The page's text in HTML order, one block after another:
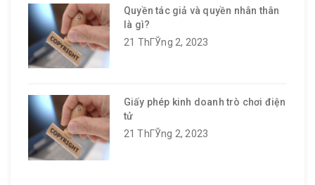
Quyền tác giả và quyền nhân thân
là gì?
21 ThГЎng 2, 2023
Giấy phép kinh doanh trò chơi điện
tử
21 ThГЎng 2, 2023